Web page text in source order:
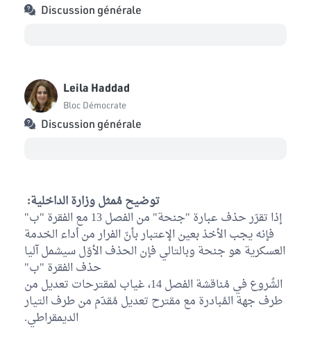
Discussion générale
Leila Haddad
Bloc Démocrate
Discussion générale
توضيح مُمثل وزارة الداخلية:
إذا تقرّر حذف عبارة "جنحة" من الفصل 13 مع الفقرة "ب"
فإنه يجب الأخذ بعين الإعتبار بأنّ الفرار من أداء الخدمة
العسكرية هو جنحة وبالتالي فإن الحذف الأوّل سيشمل آليا
حذف الفقرة "ب"
الشُروع في مُناقشة الفصل 14، غياب لمقترحات تعديل من
طرف جهة المُبادرة مع مقترح تعديل مُقدّم من طرف التيار
الديمقراطي.